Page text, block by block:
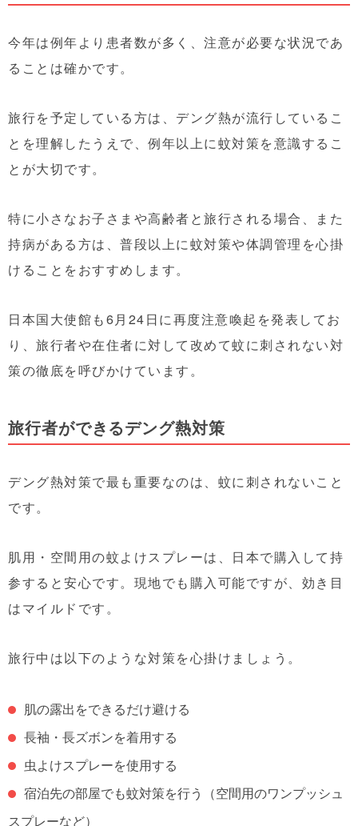
今年は例年より患者数が多く、注意が必要な状況であ
ることは確かです。
旅行を予定している方は、デング熱が流行しているこ
とを理解したうえで、例年以上に蚊対策を意識するこ
とが大切です。
特に小さなお子さまや高齢者と旅行される場合、また
持病がある方は、普段以上に蚊対策や体調管理を心掛
けることをおすすめします。
日本国大使館も6月24日に再度注意喚起を発表してお
り、旅行者や在住者に対して改めて蚊に刺されない対
策の徹底を呼びかけています。
旅行者ができるデング熱対策
デング熱対策で最も重要なのは、蚊に刺されないこと
です。
肌用・空間用の蚊よけスプレーは、日本で購入して持
参すると安心です。現地でも購入可能ですが、効き目
はマイルドです。
旅行中は以下のような対策を心掛けましょう。
肌の露出をできるだけ避ける
長袖・長ズボンを着用する
虫よけスプレーを使用する
宿泊先の部屋でも蚊対策を行う（空間用のワンプッシュ
スプレーなど）